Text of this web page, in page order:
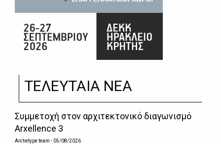
ΤΕΛΕΥΤΑΙΑ ΝΕΑ
Συμμετοχή στον αρχιτεκτονικό διαγωνισμό
Arxellence 3
Archetype team - 05/08/2026